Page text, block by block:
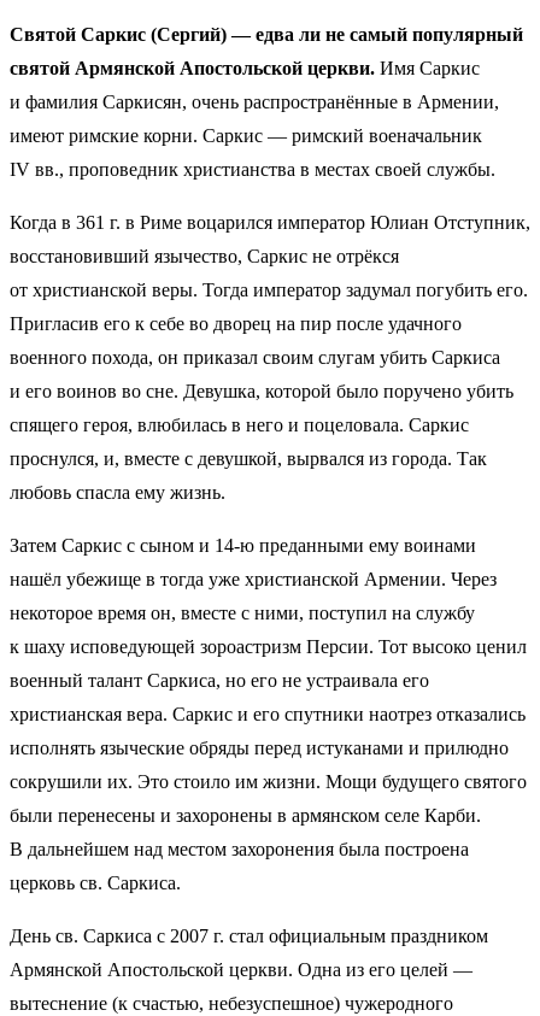
Святой Саркис (Сергий) — едва ли не самый популярный
святой Армянской Апостольской церкви. Имя Саркис
и фамилия Саркисян, очень распространённые в Армении,
имеют римские корни. Саркис — римский военачальник
IV вв., проповедник христианства в местах своей службы.
Когда в 361 г. в Риме воцарился император Юлиан Отступник,
восстановивший язычество, Саркис не отрёкся
от христианской веры. Тогда император задумал погубить его.
Пригласив его к себе во дворец на пир после удачного
военного похода, он приказал своим слугам убить Саркиса
и его воинов во сне. Девушка, которой было поручено убить
спящего героя, влюбилась в него и поцеловала. Саркис
проснулся, и, вместе с девушкой, вырвался из города. Так
любовь спасла ему жизнь.
Затем Саркис с сыном и 14-ю преданными ему воинами
нашёл убежище в тогда уже христианской Армении. Через
некоторое время он, вместе с ними, поступил на службу
к шаху исповедующей зороастризм Персии. Тот высоко ценил
военный талант Саркиса, но его не устраивала его
христианская вера. Саркис и его спутники наотрез отказались
исполнять языческие обряды перед истуканами и прилюдно
сокрушили их. Это стоило им жизни. Мощи будущего святого
были перенесены и захоронены в армянском селе Карби.
В дальнейшем над местом захоронения была построена
церковь св. Саркиса.
День св. Саркиса с 2007 г. стал официальным праздником
Армянской Апостольской церкви. Одна из его целей —
вытеснение (к счастью, небезуспешное) чужеродного